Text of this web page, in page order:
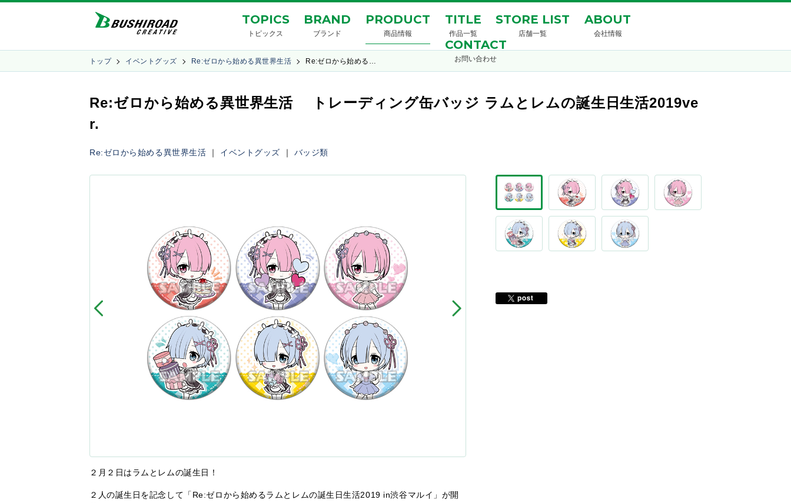
TOPICS
トピックス
BRAND
ブランド
PRODUCT
商品情報
TITLE
作品一覧
STORE LIST
店舗一覧
ABOUT
会社情報
CONTACT
お問い合わせ
トップ イベントグッズ Re:ゼロから始める異世界生活 Re:ゼロから始める…
Re:ゼロから始める異世界生活 トレーディング缶バッジ ラムとレムの誕生日生活2019ve
r.
Re:ゼロから始める異世界生活 ｜ イベントグッズ ｜ バッジ類
２月２日はラムとレムの誕生日！
２人の誕生日を記念して「Re:ゼロから始めるラムとレムの誕生日生活2019 in渋谷マルイ」が開